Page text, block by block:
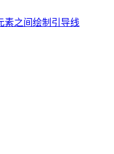
素之间绘制引导线